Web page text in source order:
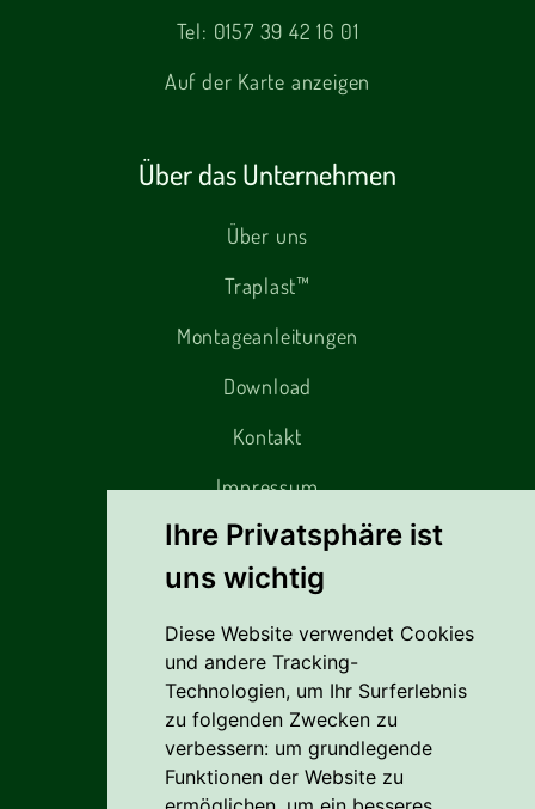
Ihre Privatsphäre ist
uns wichtig
Diese Website verwendet Cookies
und andere Tracking-
Technologien, um Ihr Surferlebnis
zu folgenden Zwecken zu
verbessern: um grundlegende
Funktionen der Website zu
Tel: 0157 39 42 16 01
Auf der Karte anzeigen
Über das Unternehmen
Über uns
Traplast™
Montageanleitungen
Download
Kontakt
Impressum
Alles rund um den Einkauf
Liefer- Und Versandkosten
Zahlungsbedingungen
AGB
Vertrag widerrufen